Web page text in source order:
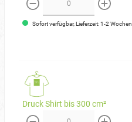
weniger mehr
Sofort verfügbar, Lieferzeit: 1-2 Wochen
Druck Shirt bis 300 cm²